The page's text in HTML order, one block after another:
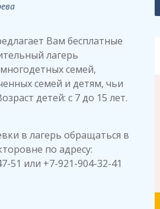
Вам бесплатные
лагерь
семей,
семей и детям, чьи
детей: с 7 до 15 лет.
в лагерь обращаться в
по адресу:
51 или +7-921-904-32-41